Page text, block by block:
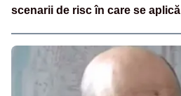
scenarii de risc în care se aplică